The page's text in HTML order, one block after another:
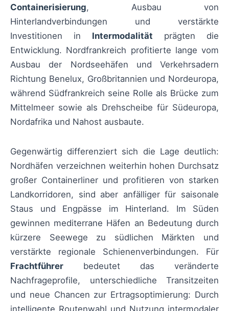
Containerisierung, Ausbau von
Hinterlandverbindungen und verstärkte
Investitionen in Intermodalität prägten die
Entwicklung. Nordfrankreich profitierte lange vom
Ausbau der Nordseehäfen und Verkehrsadern
Richtung Benelux, Großbritannien und Nordeuropa,
während Südfrankreich seine Rolle als Brücke zum
Mittelmeer sowie als Drehscheibe für Südeuropa,
Nordafrika und Nahost ausbaute.
Gegenwärtig differenziert sich die Lage deutlich:
Nordhäfen verzeichnen weiterhin hohen Durchsatz
großer Containerliner und profitieren von starken
Landkorridoren, sind aber anfälliger für saisonale
Staus und Engpässe im Hinterland. Im Süden
gewinnen mediterrane Häfen an Bedeutung durch
kürzere Seewege zu südlichen Märkten und
verstärkte regionale Schienenverbindungen. Für
Frachtführer bedeutet das veränderte
Nachfrageprofile, unterschiedliche Transitzeiten
und neue Chancen zur Ertragsoptimierung: Durch